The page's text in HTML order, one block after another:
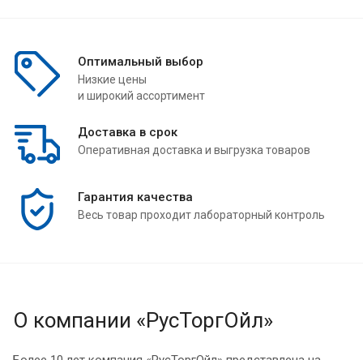
Оптимальный выбор
Низкие цены
и широкий ассортимент
Доставка в срок
Оперативная доставка и выгрузка товаров
Гарантия качества
Весь товар проходит лабораторный контроль
О компании «РусТоргОйл»